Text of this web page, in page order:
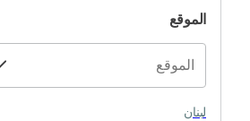
الموقع
لبنان